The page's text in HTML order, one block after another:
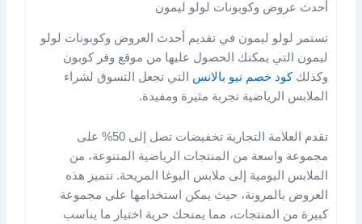
أحدث عروض وكوبونات لولو ليمون
تستمر لولو ليمون في تقديم أحدث العروض وكوبونات لولو
ليمون التي يمكنك الحصول عليها من موقع وفر كوبون
وكذلككود خصم نيو بالانس التي تجعل التسوق لشراء
الملابس الرياضية تجربة مثيرة ومفيدة.
تقدم العلامة التجارية تخفيضات تصل إلى 50% على
مجموعة واسعة من المنتجات الرياضية المتنوعة، من
الملابس اليومية إلى ملابس اليوغا المريحة. تتميز هذه
العروض بالمرونة، حيث يمكن استخدامها على مجموعة
كبيرة من المنتجات، مما يمنحك حرية اختيار ما يناسب